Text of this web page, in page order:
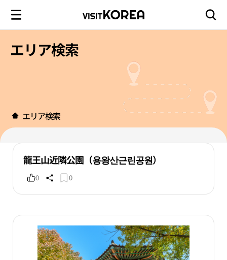
エリア検索
エリア検索
龍王山近隣公園（용왕산근린공원）
0 0